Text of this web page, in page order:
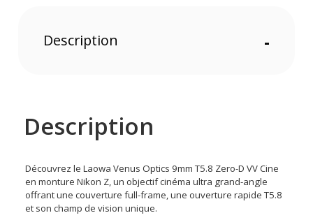
Description -
Description
Découvrez le Laowa Venus Optics 9mm T5.8 Zero-D VV Cine
en monture Nikon Z, un objectif cinéma ultra grand-angle
offrant une couverture full-frame, une ouverture rapide T5.8
et son champ de vision unique.